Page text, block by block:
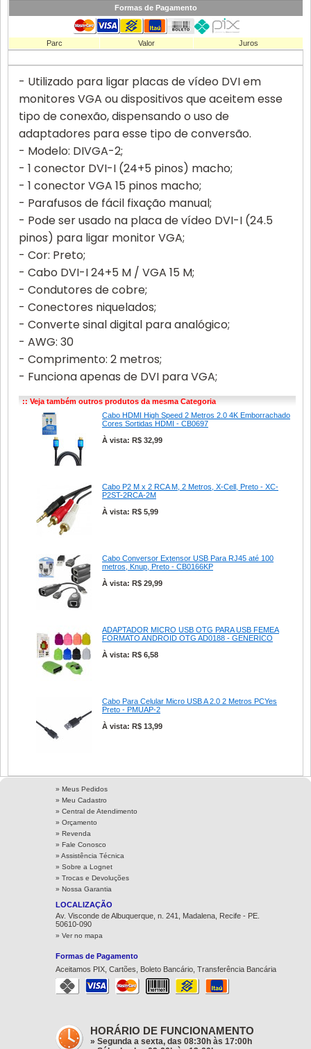
Formas de Pagamento
Parc Valor Juros
- Utilizado para ligar placas de vídeo DVI em
monitores VGA ou dispositivos que aceitem esse
tipo de conexão, dispensando o uso de
adaptadores para esse tipo de conversão.
- Modelo: DIVGA-2;
- 1 conector DVI-I (24+5 pinos) macho;
- 1 conector VGA 15 pinos macho;
- Parafusos de fácil fixação manual;
- Pode ser usado na placa de vídeo DVI-I (24.5
pinos) para ligar monitor VGA;
- Cor: Preto;
- Cabo DVI-I 24+5 M / VGA 15 M;
- Condutores de cobre;
- Conectores niquelados;
- Converte sinal digital para analógico;
- AWG: 30
- Comprimento: 2 metros;
- Funciona apenas de DVI para VGA;
:: Veja também outros produtos da mesma Categoria
Cabo HDMI High Speed 2 Metros 2.0 4K Emborrachado
Cores Sortidas HDMI - CB0697
À vista: R$ 32,99
Cabo P2 M x 2 RCA M, 2 Metros, X-Cell, Preto - XC-
P2ST-2RCA-2M
À vista: R$ 5,99
Cabo Conversor Extensor USB Para RJ45 até 100
metros, Knup, Preto - CB0166KP
À vista: R$ 29,99
ADAPTADOR MICRO USB OTG PARA USB FEMEA
FORMATO ANDROID OTG AD0188 - GENERICO
À vista: R$ 6,58
Cabo Para Celular Micro USB A 2.0 2 Metros PCYes
Preto - PMUAP-2
À vista: R$ 13,99
» Meus Pedidos
» Meu Cadastro
» Central de Atendimento
» Orçamento
» Revenda
» Fale Conosco
» Assistência Técnica
» Sobre a Lognet
» Trocas e Devoluções
» Nossa Garantia
LOCALIZAÇÃO
Av. Visconde de Albuquerque, n. 241, Madalena, Recife - PE.
50610-090
» Ver no mapa
Formas de Pagamento
Aceitamos PIX, Cartões, Boleto Bancário, Transferência Bancária
HORÁRIO DE FUNCIONAMENTO
» Segunda a sexta, das 08:30h às 17:00h